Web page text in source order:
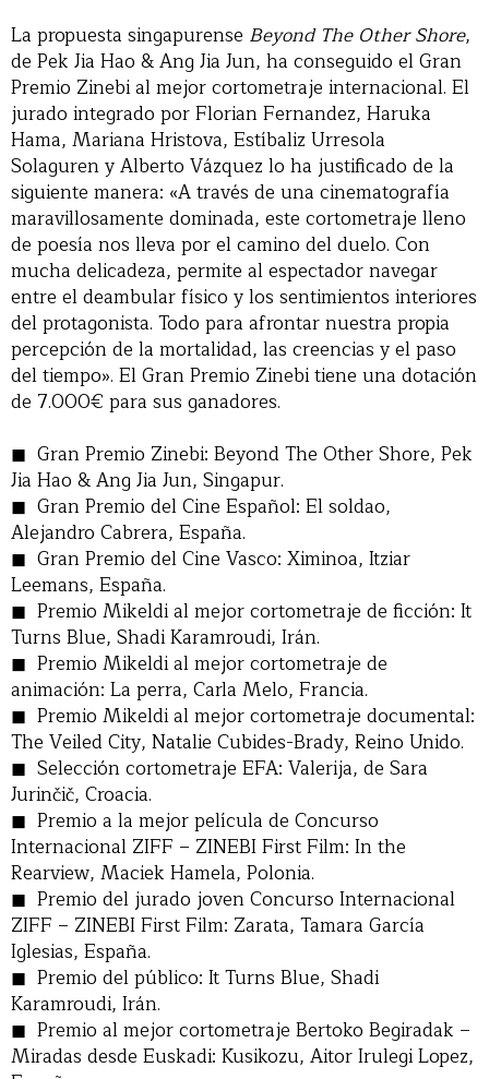
La propuesta singapurense Beyond The Other Shore,
de Pek Jia Hao & Ang Jia Jun, ha conseguido el Gran
Premio Zinebi al mejor cortometraje internacional. El
jurado integrado por Florian Fernandez, Haruka
Hama, Mariana Hristova, Estíbaliz Urresola
Solaguren y Alberto Vázquez lo ha justificado de la
siguiente manera: «A través de una cinematografía
maravillosamente dominada, este cortometraje lleno
de poesía nos lleva por el camino del duelo. Con
mucha delicadeza, permite al espectador navegar
entre el deambular físico y los sentimientos interiores
del protagonista. Todo para afrontar nuestra propia
percepción de la mortalidad, las creencias y el paso
del tiempo». El Gran Premio Zinebi tiene una dotación
de 7.000€ para sus ganadores.
Gran Premio Zinebi: Beyond The Other Shore, Pek
Jia Hao & Ang Jia Jun, Singapur.
Gran Premio del Cine Español: El soldao,
Alejandro Cabrera, España.
Gran Premio del Cine Vasco: Ximinoa, Itziar
Leemans, España.
Premio Mikeldi al mejor cortometraje de ficción: It
Turns Blue, Shadi Karamroudi, Irán.
Premio Mikeldi al mejor cortometraje de
animación: La perra, Carla Melo, Francia.
Premio Mikeldi al mejor cortometraje documental:
The Veiled City, Natalie Cubides-Brady, Reino Unido.
Selección cortometraje EFA: Valerija, de Sara
Jurinčič, Croacia.
Premio a la mejor película de Concurso
Internacional ZIFF – ZINEBI First Film: In the
Rearview, Maciek Hamela, Polonia.
Premio del jurado joven Concurso Internacional
ZIFF – ZINEBI First Film: Zarata, Tamara García
Iglesias, España.
Premio del público: It Turns Blue, Shadi
Karamroudi, Irán.
Premio al mejor cortometraje Bertoko Begiradak –
Miradas desde Euskadi: Kusikozu, Aitor Irulegi Lopez,